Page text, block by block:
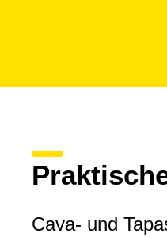
Cava- und